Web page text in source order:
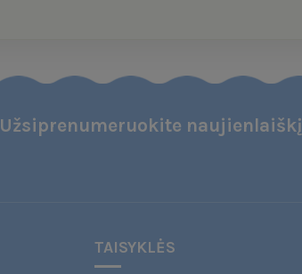
Užsiprenumeruokite naujienlaiškį
TAISYKLĖS